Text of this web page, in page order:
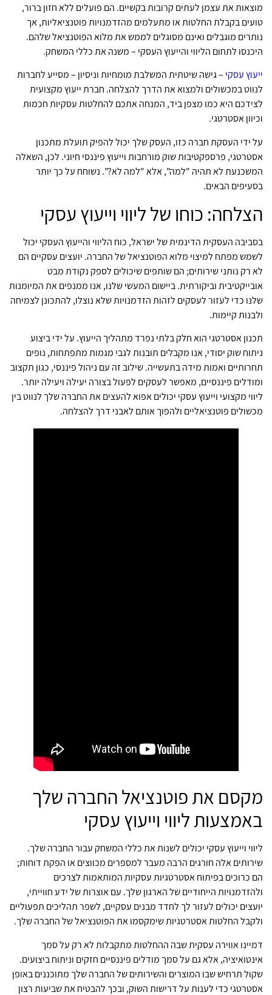
מוצאות את עצמן לעתים קרובות בקשיים. הם פועלים ללא חזון ברור,
טועים בקבלת החלטות או מתעלמים מהזדמנויות פוטנציאליות, אך
נותרים מוגבלים ואינם מסוגלים לממש את מלוא הפוטנציאל שלהם.
היכנסו לתחום הליווי והייעוץ העסקי – משנה את כללי המשחק.
ייעוץ עסקי – גישה שיטתית המשלבת מומחיות וניסיון – מסייע לחברות
לנווט במכשולים ולמצוא את הדרך להצלחה. חברת ייעוץ מקצועית
לצידכם היא כמו מצפן ביד, המנחה אתכם להחלטות עסקיות חכמות
וכיוון אסטרטגי.
על ידי העסקת חברה כזו, העסק שלך יכול להפיק תועלת מתכנון
אסטרטגי, פרספקטיבות שוק מורחבות וייעוץ פיננסי חיוני. לכן, השאלה
המשכנעת לא תהיה "למה", אלא "למה לא?". נשוחח על כך יותר
בסעיפים הבאים.
הצלחה: כוחו של ליווי וייעוץ עסקי
בסביבה העסקית הדינמית של ישראל, כוח הליווי והייעוץ העסקי יכול
לשמש מפתח למיצוי מלוא הפוטנציאל של החברה. יועצים עסקיים הם
לא רק נותני שירותים; הם שותפים שיכולים לספק נקודת מבט
אובייקטיבית וביקורתית. ביישום המעשי שלנו, אנו ממנפים את המיומנות
שלנו כדי לעזור לעסקים לזהות הזדמנויות שלא נוצלו, להתכונן לצמיחה
ולבנות קיימות.
תכנון אסטרטגי הוא חלק בלתי נפרד מתהליך הייעוץ. על ידי ביצוע
ניתוח שוק יסודי, אנו מקבלים תובנות לגבי מגמות מתפתחות, נופים
תחרותיים ואמות מידה בתעשייה. שילוב זה עם ניהול פיננסי, כגון תקצוב
ומודלים פיננסיים, מאפשר לעסקים לפעול בצורה יעילה ויעילה יותר.
ליווי מקצועי וייעוץ עסקי יכולים אפוא להעצים את החברה שלך לנווט בין
מכשולים פוטנציאליים ולהפוך אותם לאבני דרך להצלחה.
מקסם את פוטנציאל החברה שלך
באמצעות ליווי וייעוץ עסקי
ליווי וייעוץ עסקי יכולים לשנות את כללי המשחק עבור החברה שלך.
שירותים אלה חורגים הרבה מעבר למספרים מכווצים או הפקת דוחות;
הם כרוכים בפיתוח אסטרטגיות עסקיות המותאמות לצרכים
ולהזדמנויות הייחודיים של הארגון שלך. עם אוצרות של ידע חווייתי,
יועצים יכולים לעזור לך לחדד מבנים עסקיים, לשפר תהליכים תפעוליים
ולקבל החלטות אסטרטגיות שימקסמו את הפוטנציאל של החברה שלך.
דמיינו אווירה עסקית שבה ההחלטות מתקבלות לא רק על סמך
אינטואיציה, אלא גם על סמך מודלים פיננסיים חזקים וניתוח ביצועים.
שקול תרחיש שבו המוצרים והשירותים של החברה שלך מתוכננים באופן
אסטרטגי כדי לענות על דרישות השוק, ובכך להבטיח את שביעות רצון